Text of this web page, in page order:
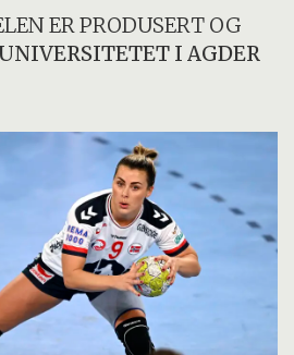
ER PRODUSERT OG
UNIVERSITETET I AGDER